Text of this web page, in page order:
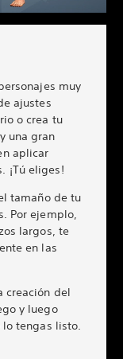
muy
ajustes
o crea tu
una gran
aplicar
¡Tú eliges!
tamaño de tu
Por ejemplo,
largos, te
en las
creación del
y luego
tengas listo.